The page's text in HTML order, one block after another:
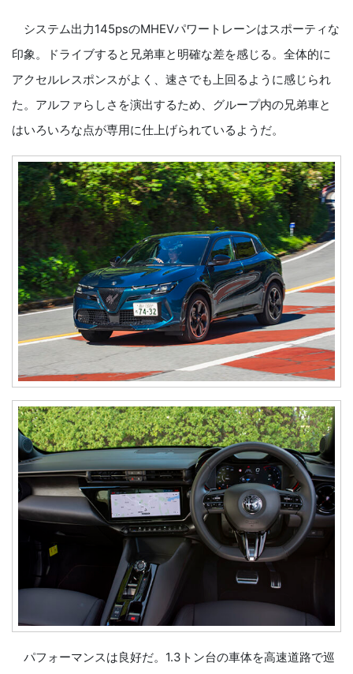
システム出力145psのMHEVパワートレーンはスポーティな
印象。ドライブすると兄弟車と明確な差を感じる。全体的に
アクセルレスポンスがよく、速さでも上回るように感じられ
た。アルファらしさを演出するため、グループ内の兄弟車と
はいろいろな点が専用に仕上げられているようだ。
パフォーマンスは良好だ。1.3トン台の車体を高速道路で巡